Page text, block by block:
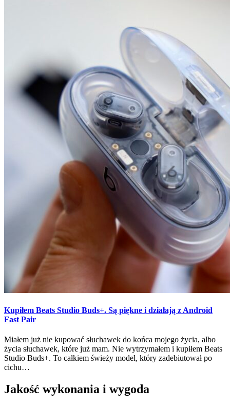
Kupiłem Beats Studio Buds+. Są piękne i działają z Android
Fast Pair
Miałem już nie kupować słuchawek do końca mojego życia, albo
życia słuchawek, które już mam. Nie wytrzymałem i kupiłem Beats
Studio Buds+. To całkiem świeży model, który zadebiutował po
cichu…
Jakość wykonania i wygoda